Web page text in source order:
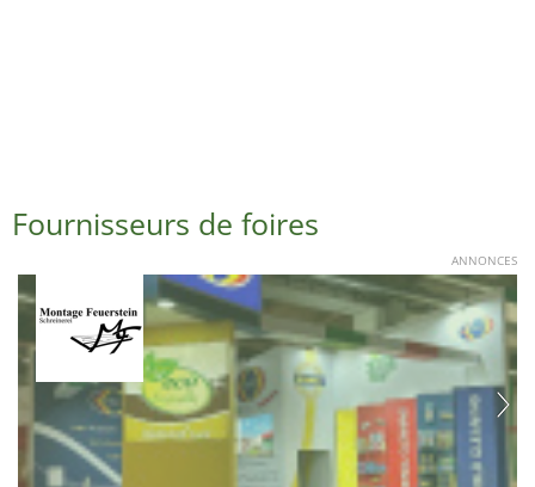
Fournisseurs de foires
ANNONCES